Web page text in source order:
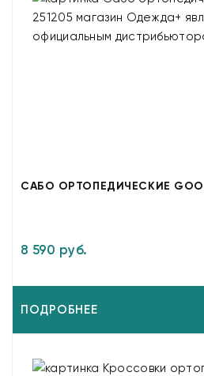
САБО ОРТОПЕДИЧЕСКИЕ
8 590 руб.
ПОДРОБНЕЕ